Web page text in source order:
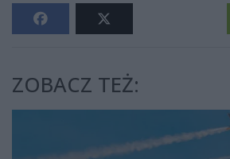
ZOBACZ TEŻ: